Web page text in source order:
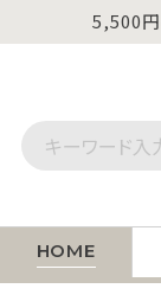
5,500円
HOME